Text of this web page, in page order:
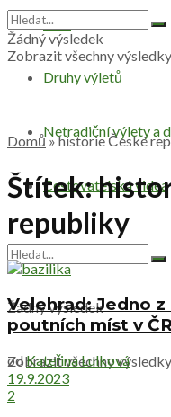
Svět
Druhy výletů
Netradiční výlety a
Cestovatelská videa
Žádný výsledek
Zobrazit všechny výsledky
Žádný výsledek
Zobrazit všechny výsledky
Domů»historie České
Štítek:
republiky
Velehrad: Jedno
poutních míst v ČR
odKateřina Lulková
19.9.2023
2